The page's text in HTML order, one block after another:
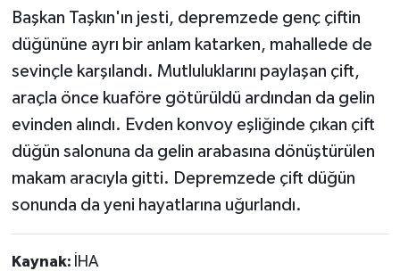
Başkan Taşkın'ın jesti, depremzede genç çiftin
düğününe ayrı bir anlam katarken, mahallede de
sevinçle karşılandı. Mutluluklarını paylaşan çift,
araçla önce kuaföre götürüldü ardından da gelin
evinden alındı. Evden konvoy eşliğinde çıkan çift
düğün salonuna da gelin arabasına dönüştürülen
makam aracıyla gitti. Depremzede çift düğün
sonunda da yeni hayatlarına uğurlandı.
Kaynak: İHA